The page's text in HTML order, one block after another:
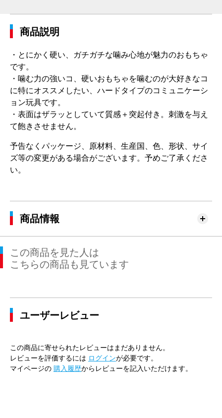
商品説明
・とにかく硬い、ガチガチな噛み心地が魅力のおもちゃ
です。
・噛む力の強いコ、硬いおもちゃを噛むのが大好きなコ
に特にオススメしたい、ハードタイプのコミュニケーシ
ョン玩具です。
・表面はザラッとしていて質感＋突起付き。刺激を与え
て飽きさせません。
予告なくパッケージ、原材料、生産国、色、形状、サイ
ズ等の変更がある場合がございます。予めご了承くださ
い。
商品情報
この商品を見た人は
こちらの商品も見ています
ユーザーレビュー
この商品に寄せられたレビューはまだありません。
レビューを評価するには ログインが必要です。
マイページの 購入履歴からレビューを記入いただけます。